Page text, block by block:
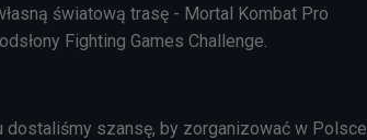
światową trasę - Mortal Kombat Pro
Fighting Games Challenge.
szansę, by zorganizować w Polsce